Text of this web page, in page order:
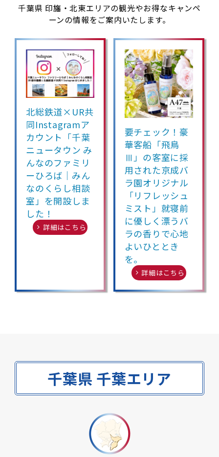
千葉県 印旛・北東エリアの観光やお得なキャンペ
ーンの情報をご案内いたします。
北総鉄道×UR共
同Instagramア
カウント「千葉
ニュータウン み
んなのファミリ
ーひろば｜みん
なのくらし相談
室」を開設しま
した！
詳細はこちら
要チェック！豪
華客船「飛鳥
Ⅲ」の客室に採
用された京成バ
ラ園オリジナル
「リフレッシュ
ミスト」就寝前
に優しく漂うバ
ラの香りで心地
よいひととき
を。
詳細はこちら
千葉県 千葉エリア